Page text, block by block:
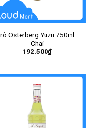
rô Osterberg Yuzu 750ml –
Chai
192.500₫